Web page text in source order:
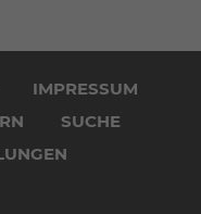
IMPRESSUM
SUCHE